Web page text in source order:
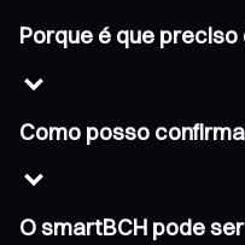
Porque é que
Como posso
O smartBCH pode